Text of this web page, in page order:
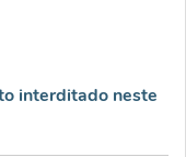
interditado neste